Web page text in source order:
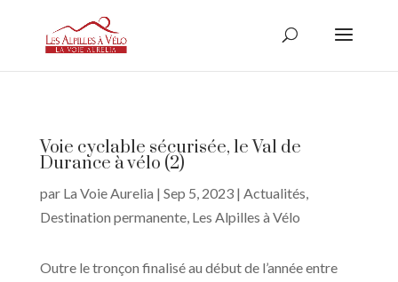
Voie cyclable sécurisée, le Val de
Durance à vélo (2)
par La Voie Aurelia | Sep 5, 2023| Actualités,
Destination permanente, Les Alpilles à Vélo
Outre le tronçon finalisé au début de l’année entre